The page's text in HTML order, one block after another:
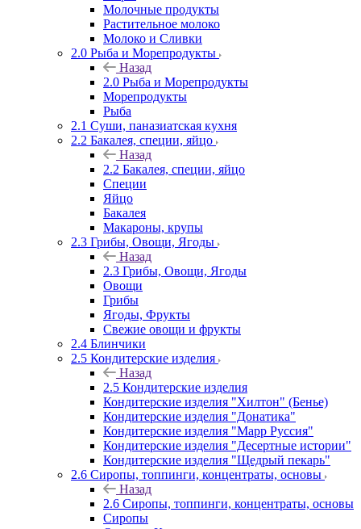
Молочные продукты
Растительное молоко
Молоко и Сливки
2.0 Рыба и Морепродукты
Назад
2.0 Рыба и Морепродукты
Морепродукты
Рыба
2.1 Суши, паназиатская кухня
2.2 Бакалея, специи, яйцо
Назад
2.2 Бакалея, специи, яйцо
Специи
Яйцо
Бакалея
Макароны, крупы
2.3 Грибы, Овощи, Ягоды
Назад
2.3 Грибы, Овощи, Ягоды
Овощи
Грибы
Ягоды, Фрукты
Свежие овощи и фрукты
2.4 Блинчики
2.5 Кондитерские изделия
Назад
2.5 Кондитерские изделия
Кондитерские изделия "Хилтон" (Бенье)
Кондитерские изделия "Донатика"
Кондитерские изделия "Марр Руссия"
Кондитерские изделия "Десертные истории"
Кондитерские изделия "Щедрый пекарь"
2.6 Сиропы, топпинги, концентраты, основы
Назад
2.6 Сиропы, топпинги, концентраты, основы
Сиропы